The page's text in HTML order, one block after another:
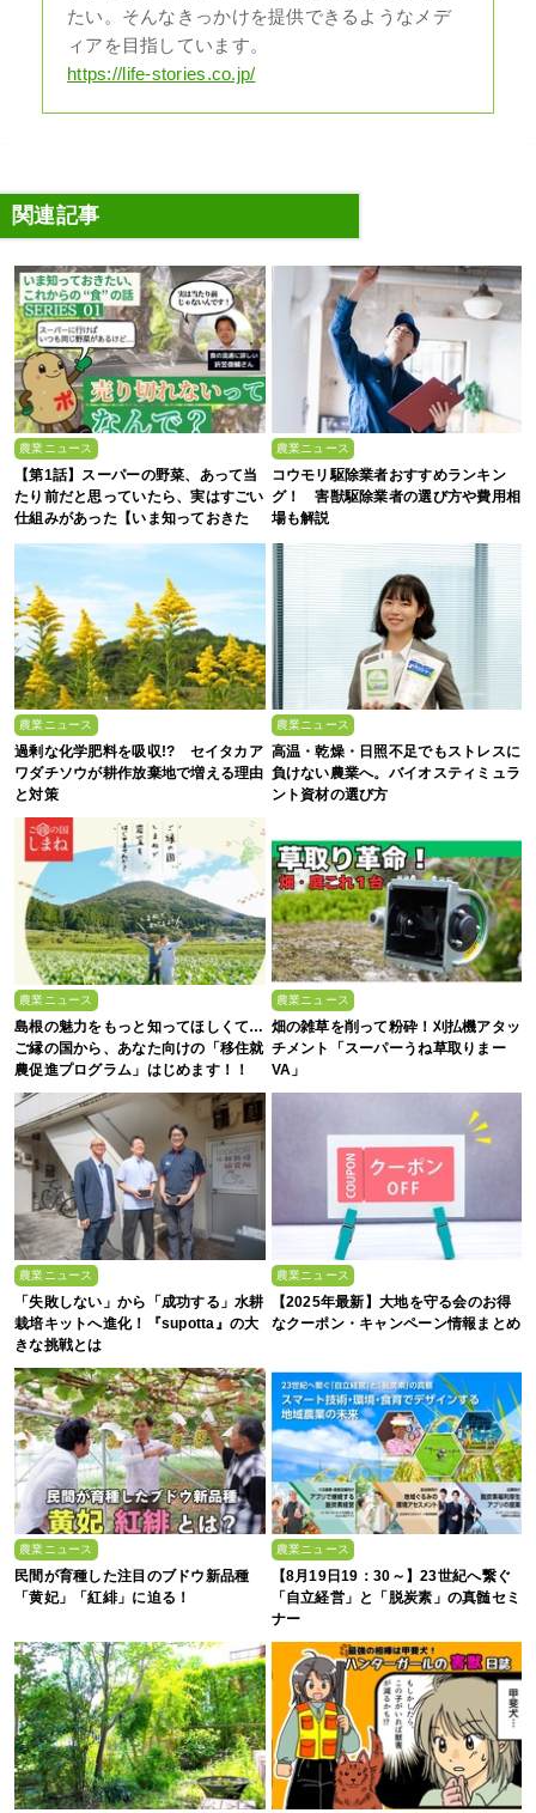
たい。そんなきっかけを提供できるようなメデ
ィアを目指しています。
https://life-stories.co.jp/
関連記事
農業ニュース
【第1話】スーパーの野菜、あって当
たり前だと思っていたら、実はすごい
仕組みがあった【いま知っておきた
農業ニュース
コウモリ駆除業者おすすめランキン
グ！ 害獣駆除業者の選び方や費用相
場も解説
農業ニュース
過剰な化学肥料を吸収!? セイタカア
ワダチソウが耕作放棄地で増える理由
と対策
農業ニュース
高温・乾燥・日照不足でもストレスに
負けない農業へ。バイオスティミュラ
ント資材の選び方
農業ニュース
島根の魅力をもっと知ってほしくて…
ご縁の国から、あなた向けの「移住就
農促進プログラム」はじめます！！
農業ニュース
畑の雑草を削って粉砕！刈払機アタッ
チメント「スーパーうね草取りまー
VA」
農業ニュース
「失敗しない」から「成功する」水耕
栽培キットへ進化！『supotta』の大
きな挑戦とは
農業ニュース
【2025年最新】大地を守る会のお得
なクーポン・キャンペーン情報まとめ
農業ニュース
民間が育種した注目のブドウ新品種
「黄妃」「紅緋」に迫る！
農業ニュース
【8月19日19：30～】23世紀へ繋ぐ
「自立経営」と「脱炭素」の真髄セミ
ナー